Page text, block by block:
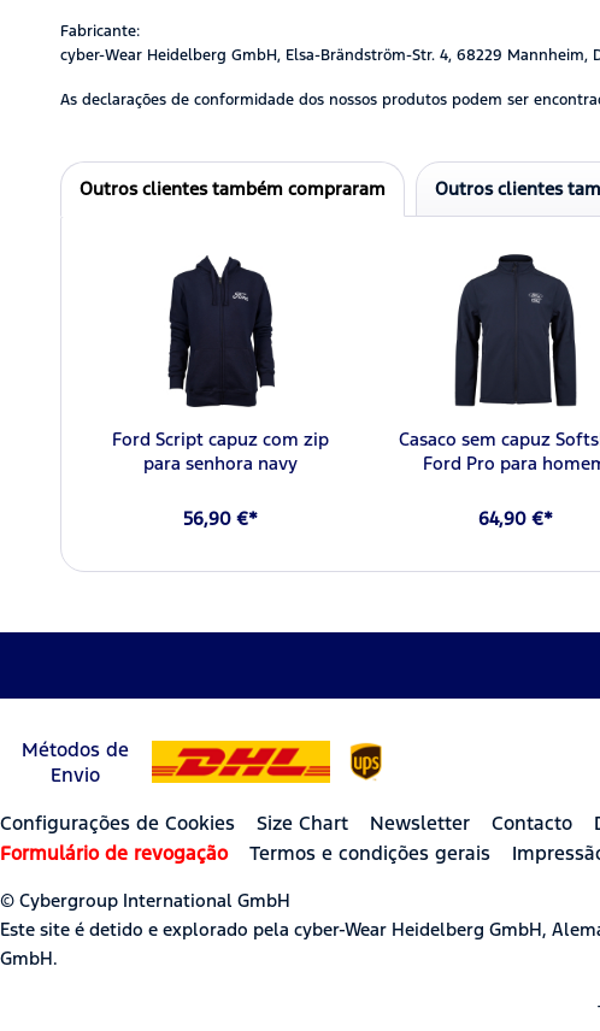
Fabricante:
cyber-Wear Heidelberg GmbH, Elsa-Brändström-Str. 4, 68229
As declarações de conformidade dos nossos produtos podem ser
Outros clientes também compraram Outros clientes
Ford Script capuz com zip
para senhora navy
56,90 €*
Casaco sem capuz
Ford Pro para
64,90 €*
Métodos de
Envio
Configurações de Cookies Size Chart Newsletter Contacto
Formulário de revogação
Termos e condições gerais
© Cybergroup International GmbH
Este site é detido e explorado pela cyber-Wear Heidelberg GmbH,
GmbH.